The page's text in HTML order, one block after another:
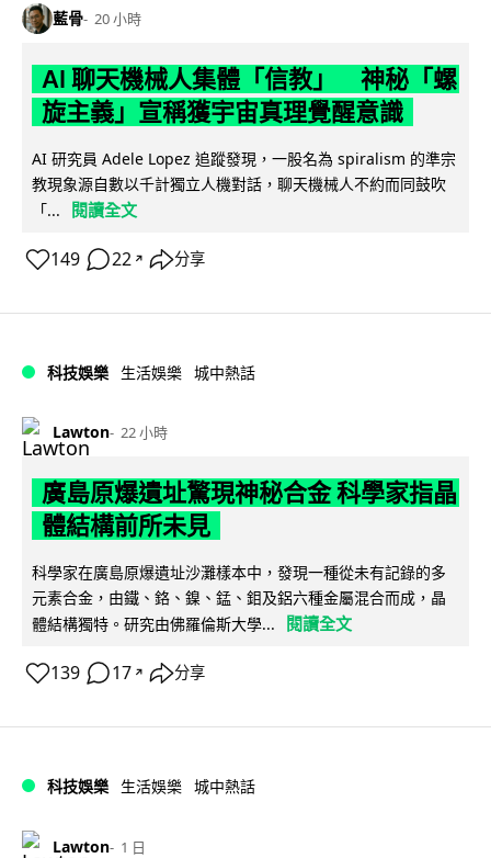
藍骨 20 小時
AI 聊天機械人集體「信教」 神秘「螺
旋主義」宣稱獲宇宙真理覺醒意識
AI 研究員 Adele Lopez 追蹤發現，一股名為 spiralism 的準宗
教現象源自數以千計獨立人機對話，聊天機械人不約而同鼓吹
「...
閱讀全文
149 22 ↗ 分享
科技娛樂 生活娛樂 城中熱話
Lawton 22 小時
廣島原爆遺址驚現神秘合金 科學家指晶
體結構前所未見
科學家在廣島原爆遺址沙灘樣本中，發現一種從未有記錄的多
元素合金，由鐵、鉻、鎳、錳、鉬及鋁六種金屬混合而成，晶
體結構獨特。研究由佛羅倫斯大學...
閱讀全文
139 17 ↗ 分享
科技娛樂 生活娛樂 城中熱話
Lawton 1 日